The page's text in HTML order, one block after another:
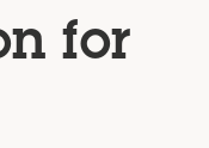
for